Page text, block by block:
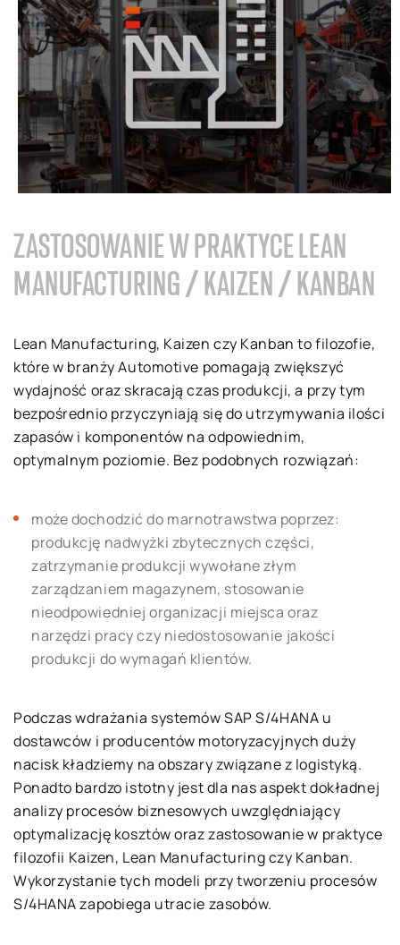
ZASTOSOWANIE W PRAKTYCE LEAN
MANUFACTURING/KAIZEN/KANBAN
Lean Manufacturing, Kaizen czy Kanban to filozofie,
które w branży Automotive pomagają zwiększyć
wydajność oraz skracają czas produkcji, a przy tym
bezpośrednio przyczyniają się do utrzymywania ilości
zapasów i komponentów na odpowiednim,
optymalnym poziomie. Bez podobnych rozwiązań:
może dochodzić do marnotrawstwa poprzez:
produkcję nadwyżki zbytecznych części,
zatrzymanie produkcji wywołane złym
zarządzaniem magazynem, stosowanie
nieodpowiedniej organizacji miejsca oraz
narzędzi pracy czy niedostosowanie jakości
produkcji do wymagań klientów.
Podczas wdrażania systemów SAP S/4HANA u
dostawców i producentów motoryzacyjnych duży
nacisk kładziemy na obszary związane z logistyką.
Ponadto bardzo istotny jest dla nas aspekt dokładnej
analizy procesów biznesowych uwzględniający
optymalizację kosztów oraz zastosowanie w praktyce
filozofii Kaizen, Lean Manufacturing czy Kanban.
Wykorzystanie tych modeli przy tworzeniu procesów
S/4HANA zapobiega utracie zasobów.